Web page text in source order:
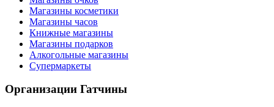
Магазины косметики
Магазины часов
Книжные магазины
Магазины подарков
Алкогольные магазины
Супермаркеты
Организации Гатчины